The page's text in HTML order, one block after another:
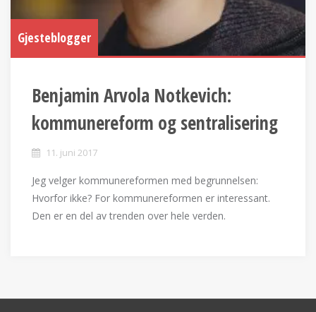
Gjesteblogger
Benjamin Arvola Notkevich:
kommunereform og sentralisering
11. juni 2017
Jeg velger kommunereformen med begrunnelsen:
Hvorfor ikke? For kommunereformen er interessant.
Den er en del av trenden over hele verden.